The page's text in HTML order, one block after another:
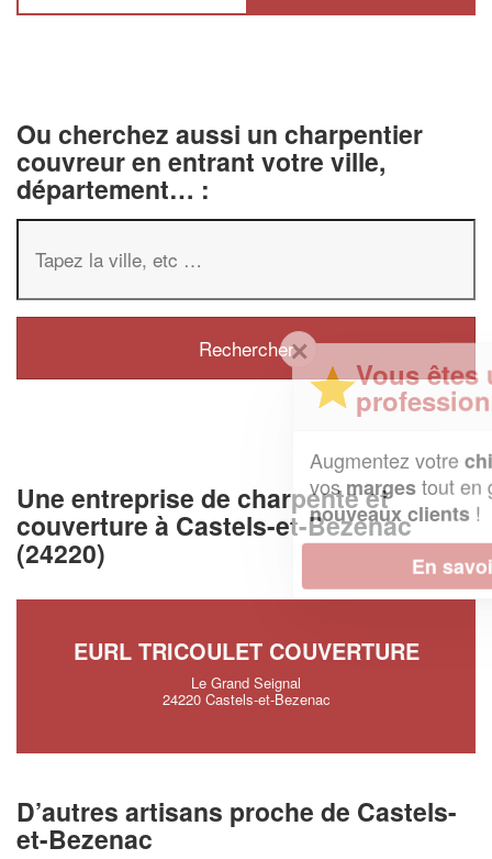
Ou cherchez aussi un charpentier
couvreur en entrant votre ville,
département… :
Une entreprise de charpente et
couverture à Castels-et-Bezenac
(24220)
EURL TRICOULET COUVERTURE
Le Grand Seignal
24220 Castels-et-Bezenac
D’autres artisans proche de Castels-
et-Bezenac
Vous êtes un
professionnel ?
chiffre d'affaireset
vos marges tout en gagnant de
nouveaux clients!